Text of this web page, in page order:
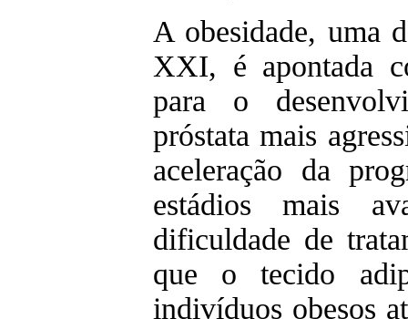
A obesidade, uma
XXI, é apontada
para o
próstata mais
aceleração da
estádios mais
dificuldade de
que o tecido
indivíduos obesos